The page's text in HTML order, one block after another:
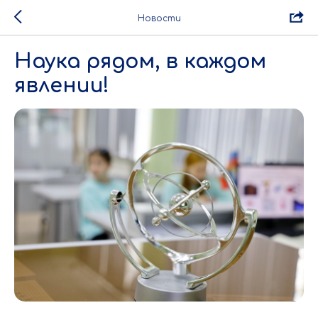
Новости
Наука рядом, в каждом
явлении!